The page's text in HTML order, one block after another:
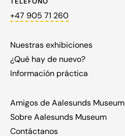
+47 905 71 260
Nuestras exhibiciones
¿Qué hay de nuevo?
Información práctica
Amigos de Aalesunds Museum
Sobre Aalesunds Museum
Contáctanos